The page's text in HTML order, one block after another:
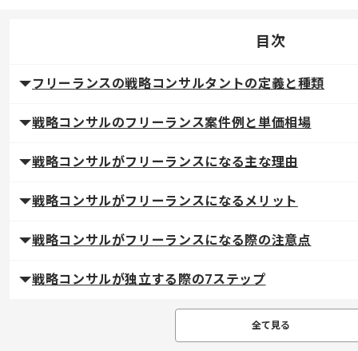
目次
フリーランスの戦略コンサルタントの定義と種類
戦略コンサルのフリーランス案件例と単価相場
戦略コンサルがフリーランスになる主な理由
戦略コンサルがフリーランスになるメリット
戦略コンサルがフリーランスになる際の注意点
戦略コンサルが独立する際の7ステップ
全て見る